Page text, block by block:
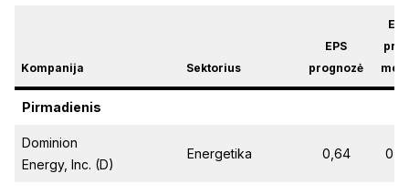
Kompanija Sektorius
EPS
prognozė
EPS
Pirmadienis
Dominion
Energy, Inc. (D)
Energetika 0,64